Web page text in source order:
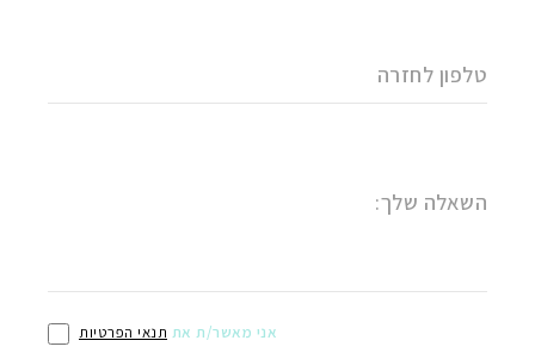
טלפון לחזרה
השאלה שלך:
אני מאשר/ת את תנאי הפרטיות